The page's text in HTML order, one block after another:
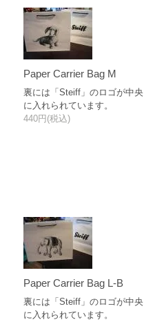
Paper Carrier Bag M
裏には「Steiff」のロゴが中央
に入れられています。
440円(税込)
Paper Carrier Bag L-B
裏には「Steiff」のロゴが中央
に入れられています。